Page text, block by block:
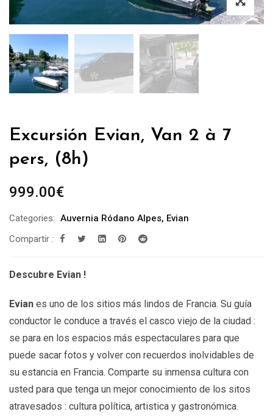
Excursión Evian, Van 2 à 7
pers, (8h)
999.00€
Categories: Auvernia Ródano Alpes, Evian
Compartir :
Descubre Evian !
Evian es uno de los sitios más lindos de Francia. Su guía
conductor le conduce a través el casco viejo de la ciudad :
se para en los espacios más espectaculares para que
puede sacar fotos y volver con recuerdos inolvidables de
su estancia en Francia. Comparte su inmensa cultura con
usted para que tenga un mejor conocimiento de los sitos
atravesados : cultura política, artistica y gastronómica.